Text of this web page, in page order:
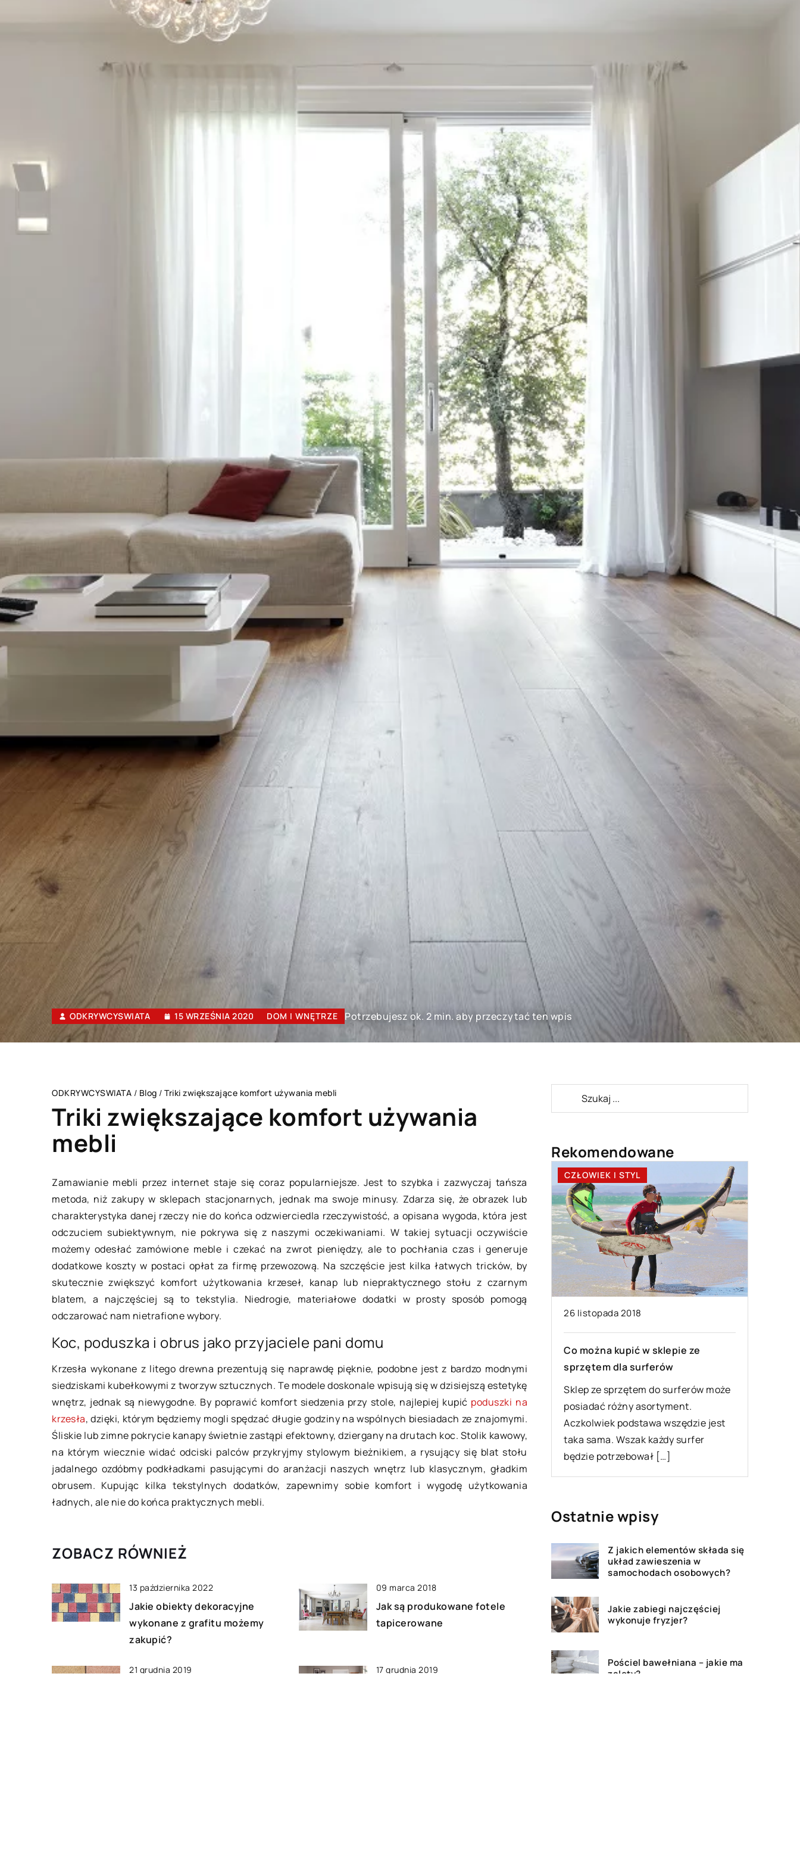
ODKRYWCYSWIATA 15 WRZEŚNIA 2020 DOM I WNĘTRZE Potrzebujesz ok. 2 min. aby przeczytać ten wpis
ODKRYWCYSWIATA / Blog / Triki zwiększające komfort używania mebli
Triki zwiększające komfort używania
mebli
Zamawianie mebli przez internet staje się coraz popularniejsze. Jest to szybka i zazwyczaj tańsza
metoda, niż zakupy w sklepach stacjonarnych, jednak ma swoje minusy. Zdarza się, że obrazek lub
charakterystyka danej rzeczy nie do końca odzwierciedla rzeczywistość, a opisana wygoda, która jest
odczuciem subiektywnym, nie pokrywa się z naszymi oczekiwaniami. W takiej sytuacji oczywiście
możemy odesłać zamówione meble i czekać na zwrot pieniędzy, ale to pochłania czas i generuje
dodatkowe koszty w postaci opłat za firmę przewozową. Na szczęście jest kilka łatwych tricków, by
skutecznie zwiększyć komfort użytkowania krzeseł, kanap lub niepraktycznego stołu z czarnym
blatem, a najczęściej są to tekstylia. Niedrogie, materiałowe dodatki w prosty sposób pomogą
odczarować nam nietrafione wybory.
Koc, poduszka i obrus jako przyjaciele pani domu
Krzesła wykonane z litego drewna prezentują się naprawdę pięknie, podobne jest z bardzo modnymi
siedziskami kubełkowymi z tworzyw sztucznych. Te modele doskonale wpisują się w dzisiejszą estetykę
wnętrz, jednak są niewygodne. By poprawić komfort siedzenia przy stole, najlepiej kupić poduszki na
krzesła, dzięki, którym będziemy mogli spędzać długie godziny na wspólnych biesiadach ze znajomymi.
Śliskie lub zimne pokrycie kanapy świetnie zastąpi efektowny, dziergany na drutach koc. Stolik kawowy,
na którym wiecznie widać odciski palców przykryjmy stylowym bieżnikiem, a rysujący się blat stołu
jadalnego ozdóbmy podkładkami pasującymi do aranżacji naszych wnętrz lub klasycznym, gładkim
obrusem. Kupując kilka tekstylnych dodatków, zapewnimy sobie komfort i wygodę użytkowania
ładnych, ale nie do końca praktycznych mebli.
ZOBACZ RÓWNIEŻ
13 października 2022
Jakie obiekty dekoracyjne
wykonane z grafitu możemy
zakupić?
09 marca 2018
Jak są produkowane fotele
tapicerowane
21 grudnia 2019 17 grudnia 2019
Rekomendowane
08 maja 2021
Jaki strój kąpielowy wybrać na lato?
Strój kąpielowy nie jest ulubioną
częścią garderoby kobiet, a wpływ na
to mają kompleksy, które w
większości są jedynie wymysłem […]
22 października 2019
Jak wziąć kredyt na zakup domu?
Większość osób, aby kupić
wymarzone mieszkanie czy nabyć
dom musi wziąć kredyt hipoteczny.
Banki mają bardzo wiele ofert
kredytów hipotecznych, […]
CZŁOWIEK I STYL
26 listopada 2018
Co można kupić w sklepie ze
sprzętem dla surferów
Sklep ze sprzętem do surferów może
posiadać różny asortyment.
Aczkolwiek podstawa wszędzie jest
taka sama. Wszak każdy surfer
będzie potrzebował […]
Ostatnie wpisy
Z jakich elementów składa się
układ zawieszenia w
samochodach osobowych?
Jakie zabiegi najczęściej
wykonuje fryzjer?
Pościel bawełniana – jakie ma
zalety?